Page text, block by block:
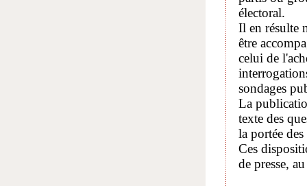
électoral.
Il en résulte
être
celui de
sondages
La
texte des
la portée
Ces
de presse,